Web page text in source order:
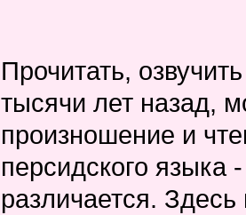
Прочитать,
тысячи лет назад,
произношение и
персидского языка
различается.